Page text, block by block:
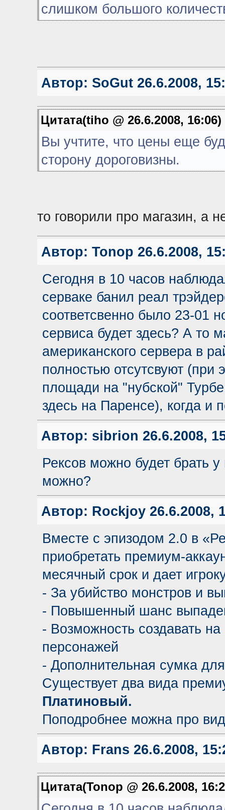
слишком большого
Автор: SoGut26.6.2008,
Цитата(tiho @ 26.6.2008, 16:06)
Вы учтите, что цены еще
сторону дороговизны.
то говорили про магазин, а
Автор: Tonop 26.6.2008,
Сегодня в 10 часов
серваке банил реал
соответсвенно было 23-01
сервиса будет здесь? А то
американского сервера в
полностью отсутсвуют (при
площади на "нубской"
здесь на Паренсе), когда и
Автор: sibrion 26.6.2008,
Рексов можно будет брать
можно?
Автор: Rockjoy26.6.2008,
Вместе с эпизодом 2.0 в
приобретать премиум-
месячный срок и дает
- За убийство монстров и
- Повышенный шанс
- Возможность создавать
персонажей
- Дополнительная сумка
Существует два вида
Платиновый.
Поподробнее можна про
Автор: Frans 26.6.2008,
Цитата(Tonop @ 26.6.2008,